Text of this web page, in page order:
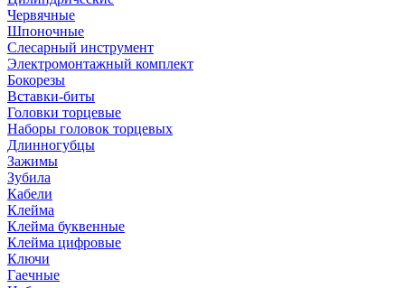
Червячные
Шпоночные
Слесарный инструмент
Электромонтажный комплект
Бокорезы
Вставки-биты
Головки торцевые
Наборы головок торцевых
Длинногубцы
Зажимы
Зубила
Кабели
Клейма
Клейма буквенные
Клейма цифровые
Ключи
Гаечные